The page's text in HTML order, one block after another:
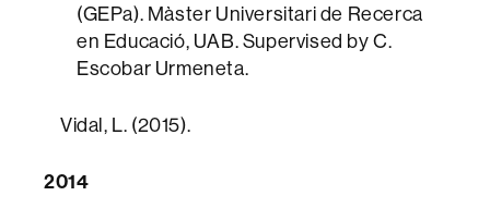
(GEPa). Màster Universitari de Recerca
en Educació, UAB. Supervised by C.
Escobar Urmeneta.
Vidal, L. (2015).
2014